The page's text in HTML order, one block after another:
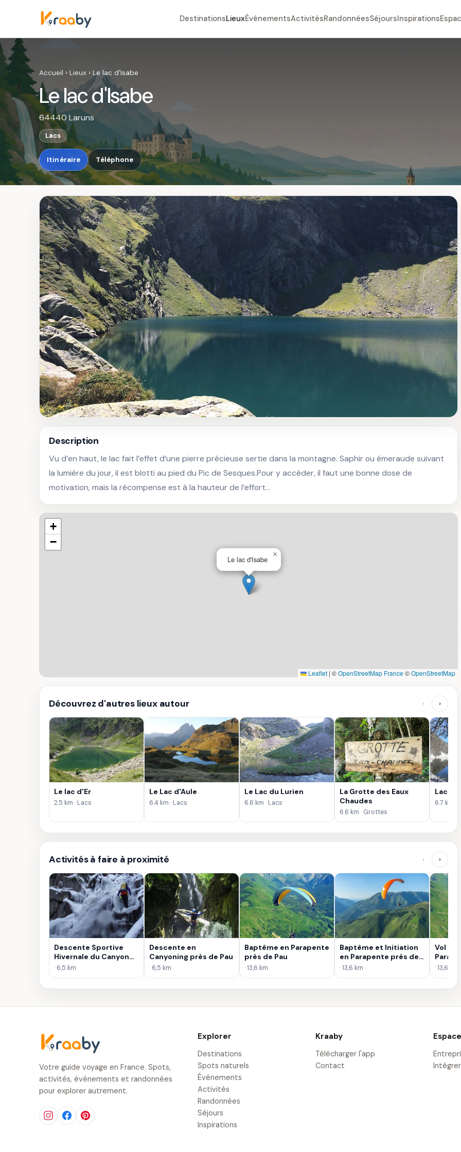
DestinationsLieuxÉvénementsActivitésRandonnéesSéjoursInspirations
Accueil › Lieux › Le lac d'Isabe
Le lac d'Isabe
64440 Laruns
Lacs
Itinéraire Téléphone
Description
Vu d’en haut, le lac fait l’effet d’une pierre précieuse sertie dans la montagne. Saphir ou émeraude suivant
la lumière du jour, il est blotti au pied du Pic de Sesques.Pour y accéder, il faut une bonne dose de
motivation, mais la récompense est à la hauteur de l’effort…
Le lac d'Isabe
×
+
−
Leaflet | ©OpenStreetMap France©OpenStreetMap
Découvrez d'autres lieux autour ‹ ›
Le lac d'Er
2.5 km · Lacs
Le Lac d'Aule
6.4 km · Lacs
Le Lac du Lurien
6.6 km · Lacs
La Grotte des Eaux
Chaudes
6.6 km · Grottes
Lac de
6.7 km ·
Activités à faire à proximité ‹ ›
Descente Sportive
Hivernale du Canyon
de Gourzy
· 6,5 km
Descente en
Canyoning près de Pau
· 6,5 km
Baptême en Parapente
près de Pau
· 13,6 km
Baptême et Initiation
en Parapente près de
Pau
· 13,6 km
Vol
· 13,6 km
Votre guide voyage en France. Spots,
activités, événements et randonnées
pour explorer autrement.
Explorer
Destinations
Spots naturels
Événements
Activités
Randonnées
Séjours
Inspirations
Kraaby
Télécharger l'app
Contact